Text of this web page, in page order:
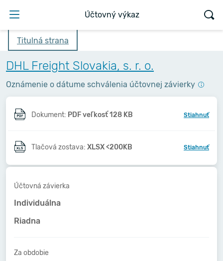
Účtovný výkaz
Titulná strana
DHL Freight Slovakia, s. r. o.
Oznámenie o dátume schválenia účtovnej závierky
Dokument: PDF veľkosť 128 KB Stiahnuť
Tlačová zostava: XLSX <200KB Stiahnuť
Účtovná závierka
Individuálna
Riadna
Za obdobie